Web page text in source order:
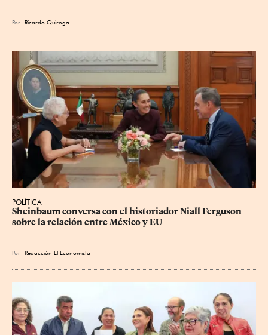
Por Ricardo Quiroga
POLÍTICA
Sheinbaum conversa con el historiador Niall Ferguson
sobre la relación entre México y EU
Por Redacción El Economista